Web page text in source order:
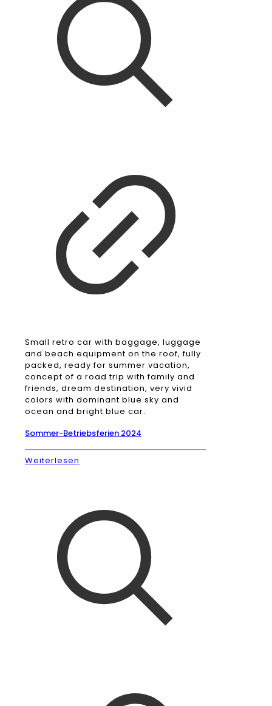
Small retro car with baggage, luggage
and beach equipment on the roof, fully
packed, ready for summer vacation,
concept of a road trip with family and
friends, dream destination, very vivid
colors with dominant blue sky and
ocean and bright blue car.
Sommer-Betriebsferien 2024
Weiterlesen